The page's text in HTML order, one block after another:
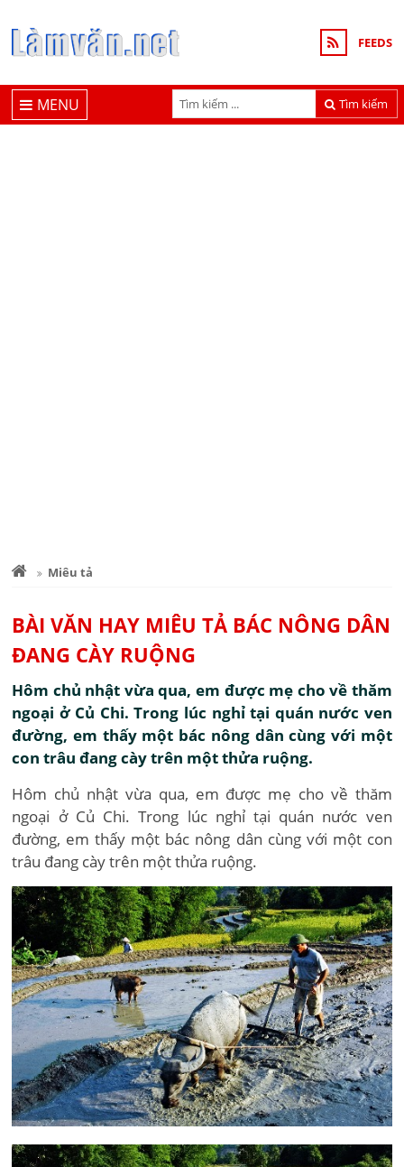
FEEDS
Tìm kiếm
MENU
Miêu tả
BÀI VĂN HAY MIÊU TẢ BÁC NÔNG DÂN
ĐANG CÀY RUỘNG
Hôm chủ nhật vừa qua, em được mẹ cho về thăm
ngoại ở Củ Chi. Trong lúc nghỉ tại quán nước ven
đường, em thấy một bác nông dân cùng với một
con trâu đang cày trên một thửa ruộng.
Hôm chủ nhật vừa qua, em được mẹ cho về thăm
ngoại ở Củ Chi. Trong lúc nghỉ tại quán nước ven
đường, em thấy một bác nông dân cùng với một con
trâu đang cày trên một thửa ruộng.